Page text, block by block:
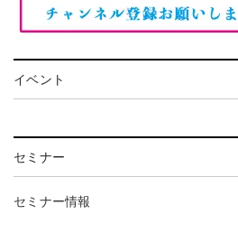
イベント
セミナー
セミナー情報